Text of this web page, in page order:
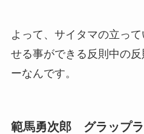
よって、サイタマの立っ
せる事ができる反則中の
ーなんです。
範馬勇次郎 グラップ